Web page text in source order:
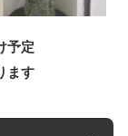
予定
ます